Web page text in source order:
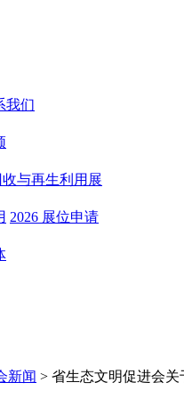
我们
与再生利用展
2026 展位申请
新闻 > 省生态文明促进会关